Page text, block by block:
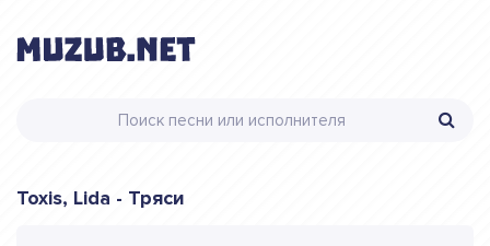
Toxis, Lida - Тряси